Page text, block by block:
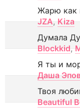
Жарю как
JZA, Kiza
Думала
Blockkid,
Я ты и
Даша
Твоя
Beautiful